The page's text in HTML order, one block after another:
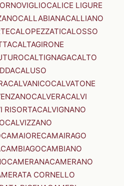
CALICE LIGURE
CALLABIANACALLIANO
CALOPEZZATICALOSSO
CALTAGIRONE
CALTIGNAGACALTO
CALUSO
CALVANICOCALVATONE
CALVERACALVI
RISORTACALVIGNANO
CALVIZZANO
CAMAIORECAMAIRAGO
CAMBIAGOCAMBIANO
CAMERANACAMERANO
CORNELLO